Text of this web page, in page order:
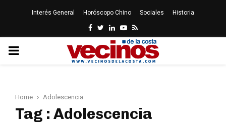
Interés General Horóscopo Chino Sociales Historia
Facebook
Twitter
LinkedinYoutube
Rss
PRIMARY
Home Adolescencia
Tag : Adolescencia